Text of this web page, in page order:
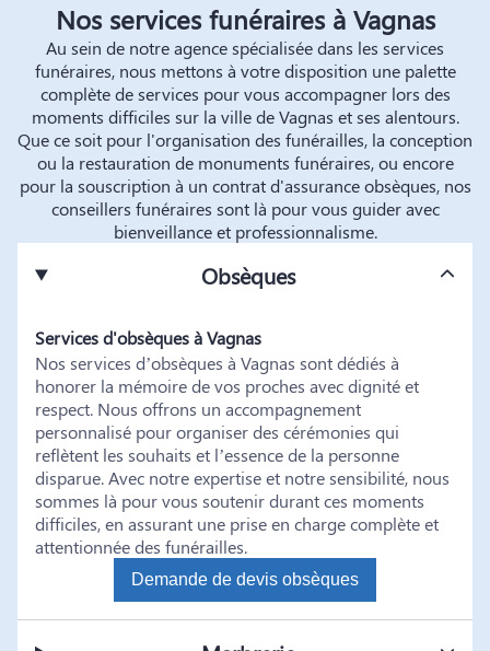
Nos services funéraires à Vagnas
Au sein de notre agence spécialisée dans les services
funéraires, nous mettons à votre disposition une palette
complète de services pour vous accompagner lors des
moments difficiles sur la ville de Vagnas et ses alentours.
Que ce soit pour l'organisation des funérailles, la conception
ou la restauration de monuments funéraires, ou encore
pour la souscription à un contrat d'assurance obsèques, nos
conseillers funéraires sont là pour vous guider avec
bienveillance et professionnalisme.
Obsèques
Services d'obsèques à Vagnas
Nos services d’obsèques à Vagnas sont dédiés à
honorer la mémoire de vos proches avec dignité et
respect. Nous offrons un accompagnement
personnalisé pour organiser des cérémonies qui
reflètent les souhaits et l’essence de la personne
disparue. Avec notre expertise et notre sensibilité, nous
sommes là pour vous soutenir durant ces moments
difficiles, en assurant une prise en charge complète et
attentionnée des funérailles.
Demande de devis obsèques